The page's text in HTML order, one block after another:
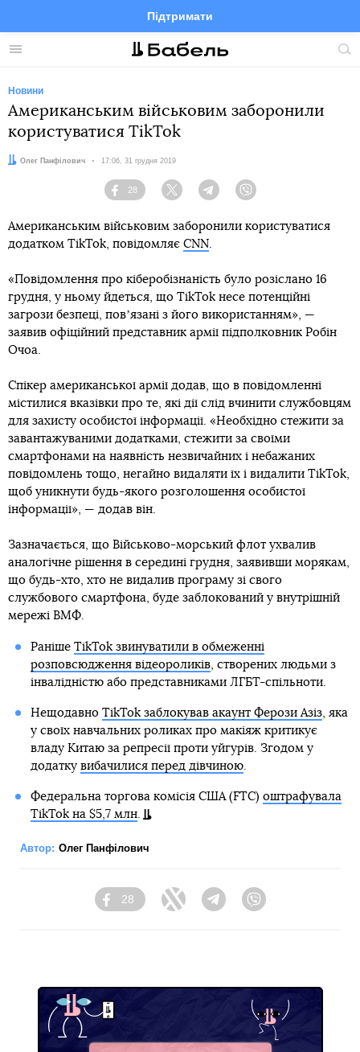
Меню
Підтримати
FacebookTelegramTwitter
Новини
Американським військовим заборонили
користуватися TikTok
Автор:
Олег Панфілович Дата:
17:06, 31 грудня 2019
Facebook
28
Twitter TelegramViber
Американським військовим заборонили користуватися
додатком TikTok, повідомляє CNN.
«Повідомлення про кіберобізнаність було розіслано 16
грудня, у ньому йдеться, що TikTok несе потенційні
загрози безпеці, повʼязані з його використанням», —
заявив офіційний представник армії підполковник Робін
Очоа.
Спікер американської армії додав, що в повідомленні
містилися вказівки про те, які дії слід вчинити службовцям
для захисту особистої інформації. «Необхідно стежити за
завантажуваними додатками, стежити за своїми
смартфонами на наявність незвичайних і небажаних
повідомлень тощо, негайно видаляти їх і видалити TikTok,
щоб уникнути будь-якого розголошення особистої
інформації», — додав він.
Зазначається, що Військово-морський флот ухвалив
аналогічне рішення в середині грудня, заявивши морякам,
що будь-хто, хто не видалив програму зі свого
службового смартфона, буде заблокований у внутрішній
мережі ВМФ.
Раніше TikTok звинуватили в обмеженні
розповсюдження відеороликів, створених людьми з
інвалідністю або представниками ЛГБТ-спільноти.
Нещодавно TikTok заблокував акаунт Ферози Азіз, яка
у своїх навчальних роликах про макіяж критикує
владу Китаю за репресії проти уйгурів. Згодом у
додатку вибачилися перед дівчиною.
Федеральна торгова комісія США (FTC) оштрафувала
TikTok на $5,7 млн.
Автор: Олег Панфілович
Facebook
28
Twitter TelegramViber